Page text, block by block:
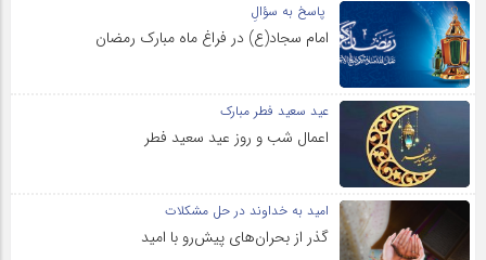
پاسخ به سؤالِ
امام سجاد(ع) در فراغ ماه مبارک رمضان
عید سعید فطر مبارک
اعمال شب و روز عید سعید فطر
امید به خداوند در حل مشکلات
گذر از بحران‌های پیش‌رو با امید